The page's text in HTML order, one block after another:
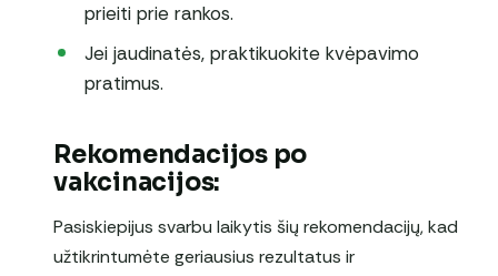
prieiti prie rankos.
Jei jaudinatės, praktikuokite kvėpavimo
pratimus.
Rekomendacijos po
vakcinacijos:
Pasiskiepijus svarbu laikytis šių rekomendacijų, kad
užtikrintumėte geriausius rezultatus ir